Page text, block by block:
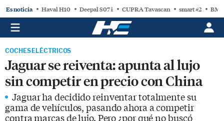
Es noticia Haval H10 Deepal S07 i CUPRA Tavascan smart #2
COCHES ELÉCTRICOS
Jaguar se reiventa: apunta al lujo
sin competir en precio con China
Jaguar ha decidido reinventar totalmente su
gama de vehículos, pasando ahora a competir
contra marcas de lujo. Pero ¿por qué no buscó